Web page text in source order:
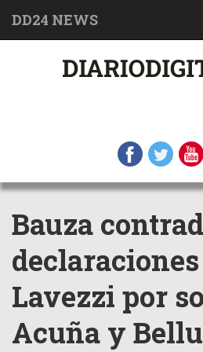
DD24 NEWS
Bauza
Lavezzi por
Acuña y